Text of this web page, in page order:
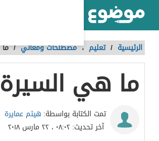
الرئيسية / تعليم ،مصطلحات ومعاني /
ما هي السيرة
تمت الكتابة بواسطة: هيثم عمايرة
آخر تحديث:٠٨:٠٢ ، ٢٢ مارس ٢٠١٨